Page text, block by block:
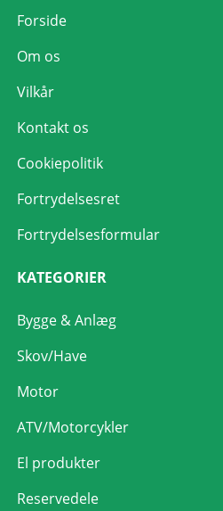
Forside
Om os
Vilkår
Kontakt os
Cookiepolitik
Fortrydelsesret
Fortrydelsesformular
KATEGORIER
Bygge & Anlæg
Skov/Have
Motor
ATV/Motorcykler
El produkter
Reservedele